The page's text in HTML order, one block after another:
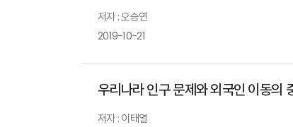
저자 : 오승연
2019-10-21
우리나라 인구 문제와 외국인 이동의
저자 : 이태열